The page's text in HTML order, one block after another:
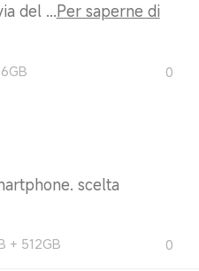
del ...Per saperne di
0
scelta
+ 512GB 0